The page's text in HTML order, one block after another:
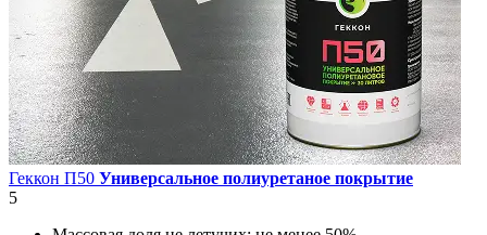
Геккон П50 Универсальное полиуретаное покрытие
5